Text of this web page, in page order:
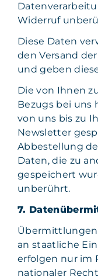
Widerruf
Diese Daten
den Versand
und geben
Die von Ihnen
Bezugs bei uns
von uns bis zu
Newsletter
Abbestellung
Daten, die zu
gespeichert
unberührt.
7.
an staatliche
erfolgen nur im
nationaler